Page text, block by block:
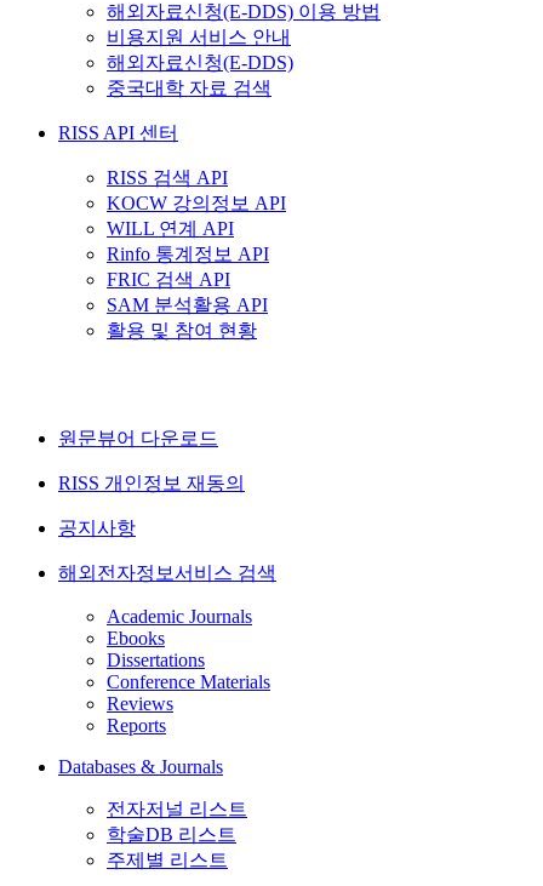
해외자료신청(E-DDS) 이용 방법
비용지원 서비스 안내
해외자료신청(E-DDS)
중국대학 자료 검색
RISS API 센터
RISS 검색 API
KOCW 강의정보 API
WILL 연계 API
Rinfo 통계정보 API
FRIC 검색 API
SAM 분석활용 API
활용 및 참여 현황
원문뷰어 다운로드
RISS 개인정보 재동의
공지사항
해외전자정보서비스 검색
Academic Journals
Ebooks
Dissertations
Conference Materials
Reviews
Reports
Databases & Journals
전자저널 리스트
학술DB 리스트
주제별 리스트